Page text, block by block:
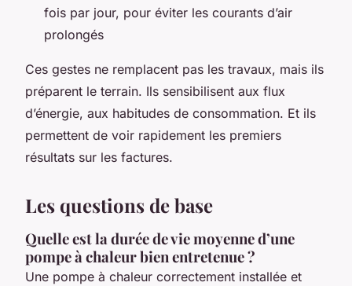
fois par jour, pour éviter les courants d’air
prolongés
Ces gestes ne remplacent pas les travaux, mais ils
préparent le terrain. Ils sensibilisent aux flux
d’énergie, aux habitudes de consommation. Et ils
permettent de voir rapidement les premiers
résultats sur les factures.
Les questions de base
Quelle est la durée de vie moyenne d’une
pompe à chaleur bien entretenue ?
Une pompe à chaleur correctement installée et